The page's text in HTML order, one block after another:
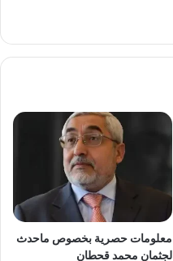
معلومات حصرية بخصوص ماحدث
لجثمان محمد قحطان